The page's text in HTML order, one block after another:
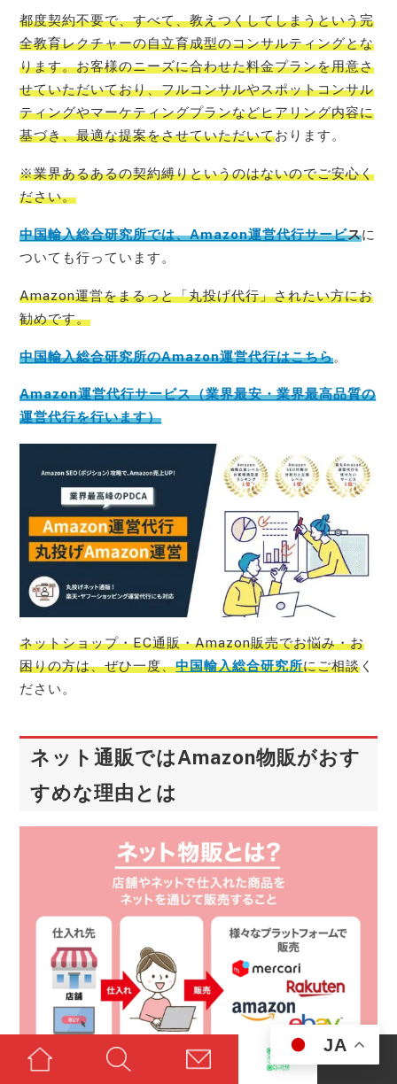
都度契約不要で、すべて、教えつくしてしまうという完
全教育レクチャーの自立育成型のコンサルティングとな
ります。お客様のニーズに合わせた料金プランを用意さ
せていただいており、フルコンサルやスポットコンサル
ティングやマーケティングプランなどヒアリング内容に
基づき、最適な提案をさせていただいております。
※業界あるあるの契約縛りというのはないのでご安心く
ださい。
中国輸入総合研究所では、Amazon運営代行サービスに
ついても行っています。
Amazon運営をまるっと「丸投げ代行」されたい方にお
勧めです。
中国輸入総合研究所のAmazon運営代行はこちら。
Amazon運営代行サービス（業界最安・業界最高品質の
運営代行を行います）
ネットショップ・EC通販・Amazon販売でお悩み・お
困りの方は、ぜひ一度、中国輸入総合研究所にご相談 く
ださい。
ネット通販ではAmazon物販がおす
すめな理由とは
JA